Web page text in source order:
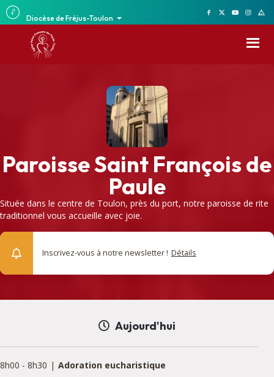
Diocèse de Fréjus-Toulon
Paroisse Saint François de
Paule
Située dans le centre de Toulon, près du port, notre paroisse de rite
traditionnel vous accueille avec joie.
Inscrivez-vous à notre newsletter ! Détails
Aujourd'hui
8h00 - 8h30 Adoration eucharistique